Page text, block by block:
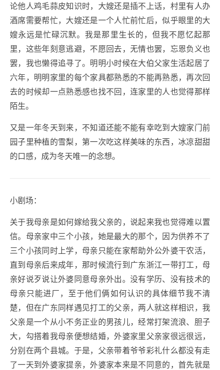
论他人鸡毛蒜皮知识时，大嫂还是插不上话，村里有人办
酒席需要帮忙，大嫂还是一个人忙前忙后，似乎眼里的大
嫂永远是忙碌沉默。我是那里生长的，但我不愿忆起那
里，这些年刻意逃避，不愿回去，无情也罢，忘恩负义也
罢，我也懒得追寻了。明明小时候在大伯父家生活起居了
六年，明明家里的每个家具都熟悉的不能再熟悉，再次回
去的时候却一点熟悉感也找不回，连家里的人也觉得那样
陌生。
又是一年冬天到来，不知道还能不能有幸吃到大嫂家门前
园子里种植的雪梨，第一次吃这样美味的东西，冰凉甜甜
的口感，成为冬天唯一的念想。
小剧场：
关于我母亲是如何嫁给我父亲的，说起来我也觉得难以置
信。母亲家中三个小孩，她是最大的那个，因为供养不了
三个小孩同时上学，母亲只能在家帮助外公外婆干农活，
直到母亲后来成年，那时候流行到广东浙江一带打工，母
亲好说歹说让外婆同意母亲外出。没有学历、没有技术的
母亲只能进厂，至于他们俩如何认识的具体细节我不清
楚，但在广东同样遇见打工的父亲，两人就这样相识，我
父亲是一个从小不务正业的男孩儿，经常打架流浪、胆子
大，勾搭着我母亲便想结婚，外婆家里父亲家很远很远，
分别在两个县城。于是，父亲带着爷爷彩礼什么都没有走
了一天到外婆家提亲，外婆家本来是不同意的，首先就是